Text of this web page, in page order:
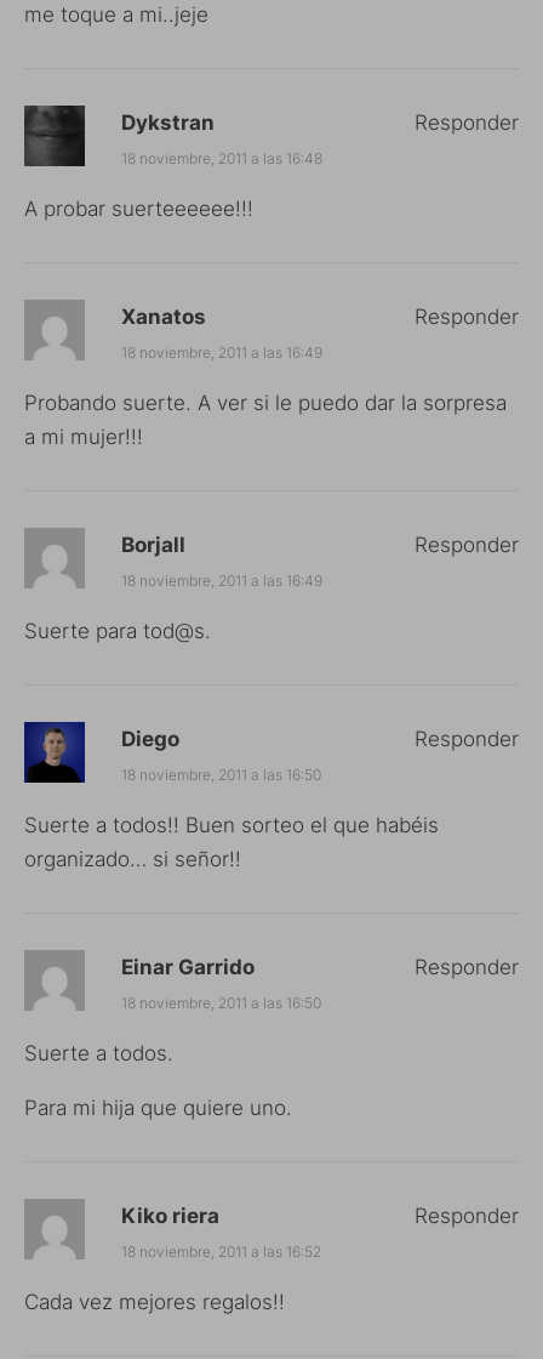
me toque a mi..jeje
Dykstran
18 noviembre, 2011 a las 16:48
A probar suerteeeeee!!!
Responder
Xanatos
18 noviembre, 2011 a las 16:49
Probando suerte. A ver si le puedo dar la sorpresa
a mi mujer!!!
Responder
Borjall
18 noviembre, 2011 a las 16:49
Suerte para tod@s.
Responder
Diego
18 noviembre, 2011 a las 16:50
Suerte a todos!! Buen sorteo el que habéis
organizado… si señor!!
Responder
Einar Garrido
18 noviembre, 2011 a las 16:50
Suerte a todos.
Para mi hija que quiere uno.
Responder
Kiko riera
18 noviembre, 2011 a las 16:52
Cada vez mejores regalos!!
Responder